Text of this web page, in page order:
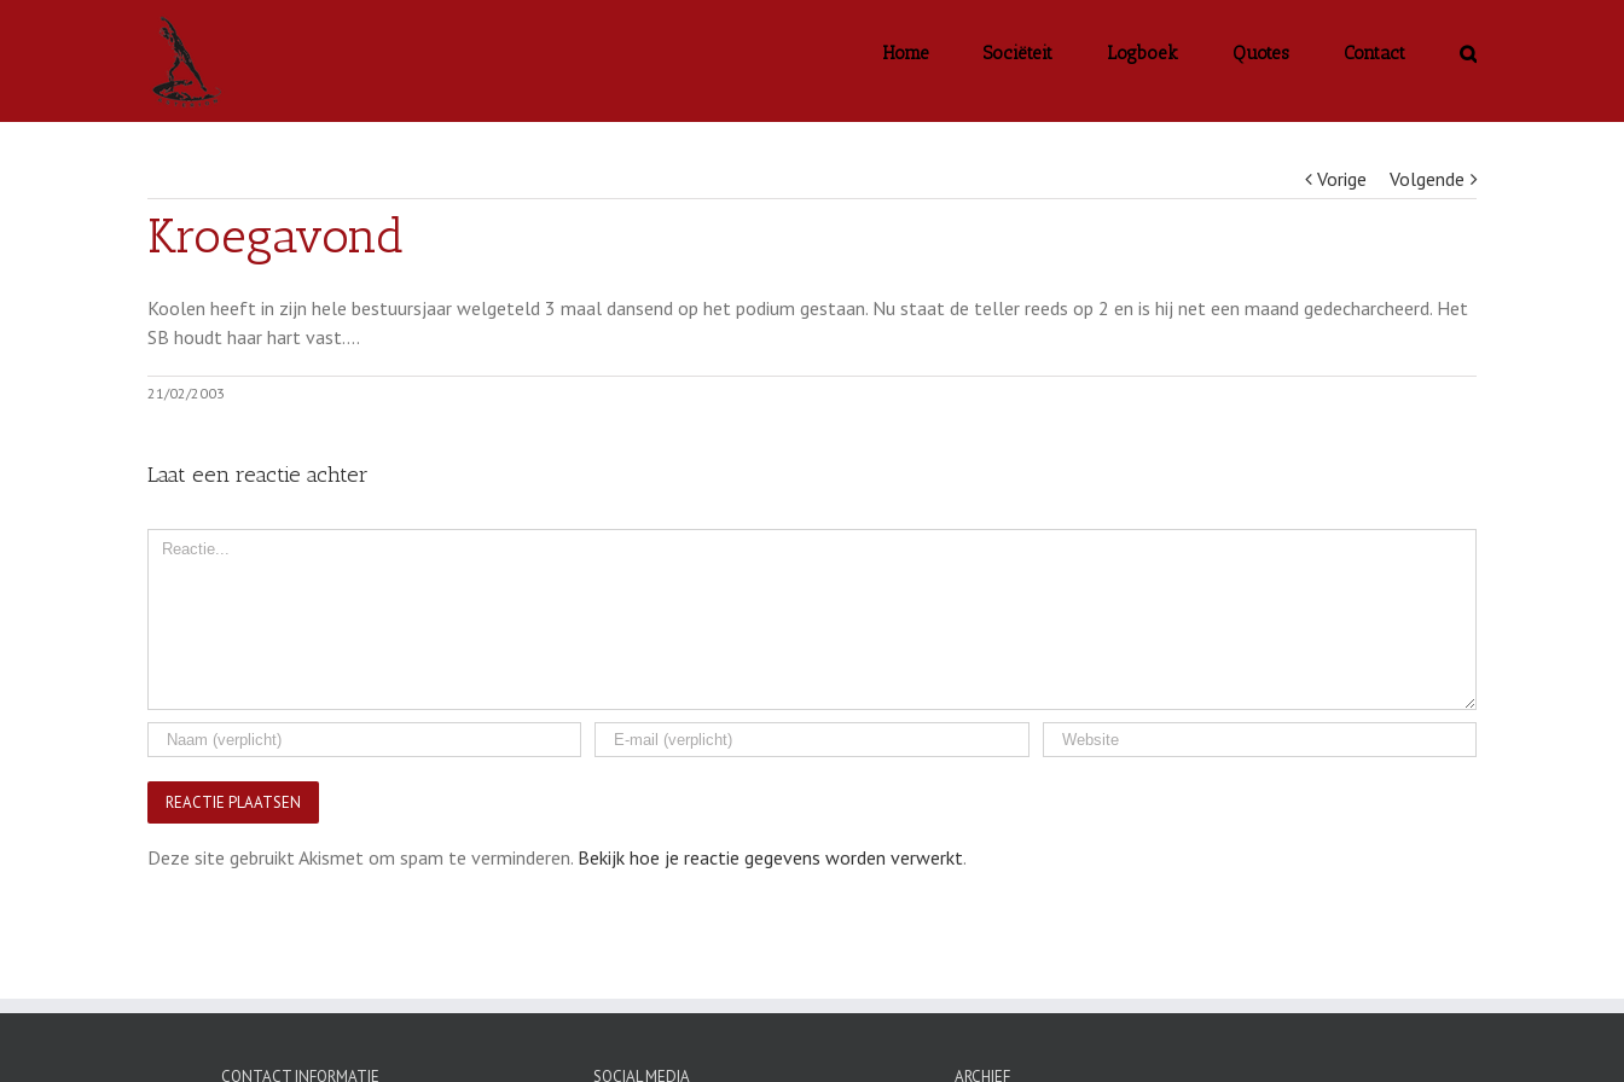
Home Sociëteit Logboek Quotes Contact
Vorige Volgende
Kroegavond
Koolen heeft in zijn hele bestuursjaar welgeteld 3 maal dansend op het podium gestaan. Nu staat de teller reeds op 2 en is hij net een maand gedecharcheerd. Het
SB houdt haar hart vast….
21/02/2003
Laat een reactie achter
Comment
Deze site gebruikt Akismet om spam te verminderen. Bekijk hoe je reactie gegevens worden verwerkt.
CONTACT INFORMATIE SOCIAL MEDIA ARCHIEF